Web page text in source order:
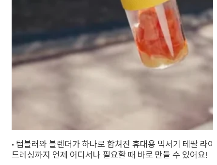
• 텀블러와 블렌더가 하나로 합쳐진 휴대용 믹서기 테팔 라
드레싱까지 언제 어디서나 필요할 때 바로 만들 수 있어요!